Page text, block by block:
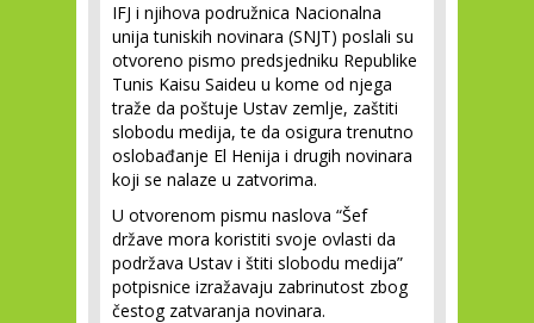
IFJ i njihova podružnica Nacionalna
unija tuniskih novinara (SNJT) poslali su
otvoreno pismo predsjedniku Republike
Tunis Kaisu Saideu u kome od njega
traže da poštuje Ustav zemlje, zaštiti
slobodu medija, te da osigura trenutno
oslobađanje El Henija i drugih novinara
koji se nalaze u zatvorima.
U otvorenom pismu naslova “Šef
države mora koristiti svoje ovlasti da
podržava Ustav i štiti slobodu medija”
potpisnice izražavaju zabrinutost zbog
čestog zatvaranja novinara.